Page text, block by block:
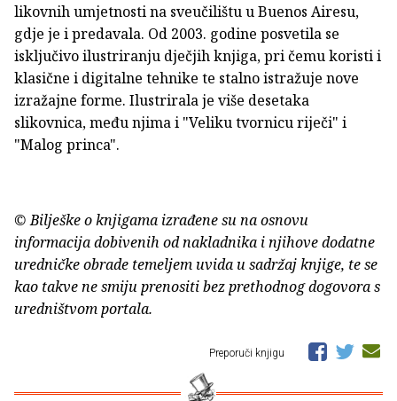
likovnih umjetnosti na sveučilištu u Buenos Airesu,
gdje je i predavala. Od 2003. godine posvetila se
isključivo ilustriranju dječjih knjiga, pri čemu koristi i
klasične i digitalne tehnike te stalno istražuje nove
izražajne forme. Ilustrirala je više desetaka
slikovnica, među njima i "Veliku tvornicu riječi" i
"Malog princa".
© Bilješke o knjigama izrađene su na osnovu
informacija dobivenih od nakladnika i njihove dodatne
uredničke obrade temeljem uvida u sadržaj knjige, te se
kao takve ne smiju prenositi bez prethodnog dogovora s
uredništvom portala.
Preporuči knjigu